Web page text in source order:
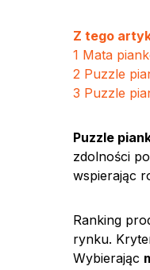
Z tego
1 Mata
2 Puzzle
3 Puzzle
Puzzle
zdolności
wspierając
Ranking
rynku.
Wybierając